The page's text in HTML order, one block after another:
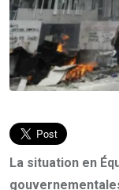
La situation en